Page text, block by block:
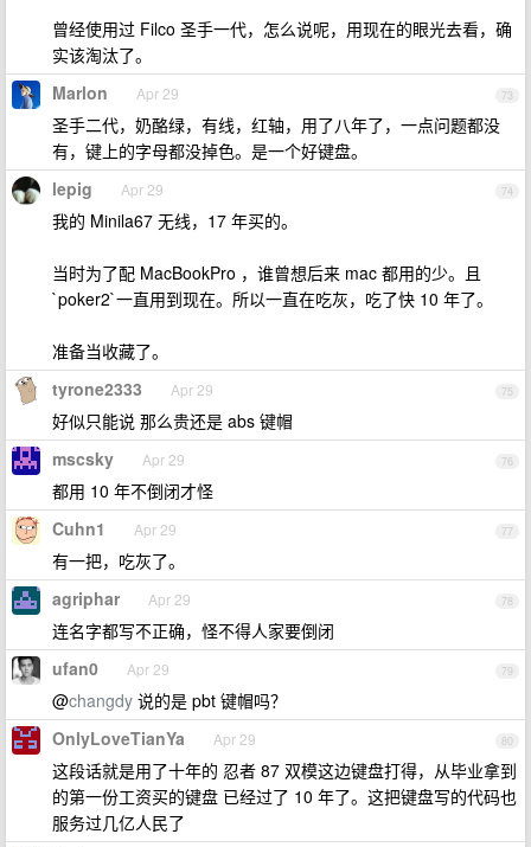
曾经使用过 Filco 圣手一代，怎么说呢，用现在的眼光去看，确
实该淘汰了。
73
Marlon Apr 29
圣手二代，奶酪绿，有线，红轴，用了八年了，一点问题都没
有，键上的字母都没掉色。是一个好键盘。
74
lepig Apr 29
我的 Minila67 无线，17 年买的。
当时为了配 MacBookPro ，谁曾想后来 mac 都用的少。且
`poker2`一直用到现在。所以一直在吃灰，吃了快 10 年了。
准备当收藏了。
75
tyrone2333 Apr 29
好似只能说 那么贵还是 abs 键帽
76
mscsky Apr 29
都用 10 年不倒闭才怪
77
Cuhn1 Apr 29
有一把，吃灰了。
78
agriphar Apr 29
连名字都写不正确，怪不得人家要倒闭
79
ufan0 Apr 29
@changdy 说的是 pbt 键帽吗？
80
OnlyLoveTianYa Apr 29
这段话就是用了十年的 忍者 87 双模这边键盘打得，从毕业拿到
的第一份工资买的键盘 已经过了 10 年了。这把键盘写的代码也
服务过几亿人民了